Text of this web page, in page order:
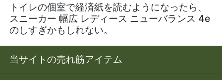
トイレの個室で経済紙を読むようになったら、
スニーカー 幅広 レディース ニューバランス 4e
のしすぎかもしれない。
当サイトの売れ筋アイテム